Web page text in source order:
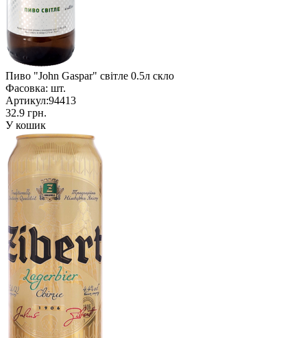
Пиво "John Gaspar" світле 0.5л скло
Фасовка: шт.
Артикул:94413
32.9 грн.
У кошик